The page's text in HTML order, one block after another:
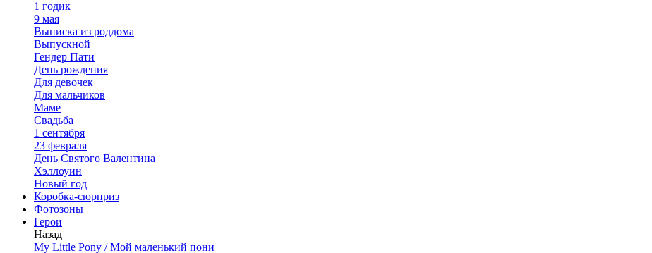
1 годик
9 мая
Выписка из роддома
Выпускной
Гендер Пати
День рождения
Для девочек
Для мальчиков
Маме
Свадьба
1 сентября
23 февраля
День Святого Валентина
Хэллоуин
Новый год
Коробка-сюрприз
Фотозоны
Герои
Назад
My Little Pony / Мой маленький пони